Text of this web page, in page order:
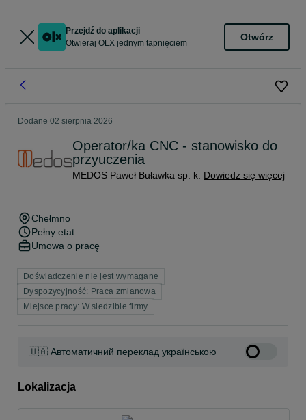
Przejdź do aplikacji
Otwieraj OLX jednym tapnięciem
Otwórz
Dodane 02 sierpnia 2026
Operator/ka CNC - stanowisko do
przyuczenia
MEDOS Paweł Buławka sp. k. Dowiedz się więcej
Chełmno
Pełny etat
Umowa o pracę
Doświadczenie nie jest wymagane
Dyspozycyjność: Praca zmianowa
Miejsce pracy: W siedzibie firmy
🇺🇦 Автоматичний переклад українською
Lokalizacja